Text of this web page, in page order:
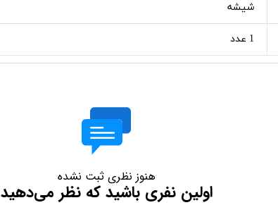
شیشه
1 عدد
هنوز نظری ثبت نشده
اولین نفری باشید که نظر می‌دهید